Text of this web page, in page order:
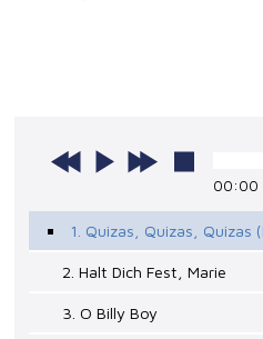
00:00
1. Quizas, Quizas, Quizas
2. Halt Dich Fest, Marie
3. O Billy Boy